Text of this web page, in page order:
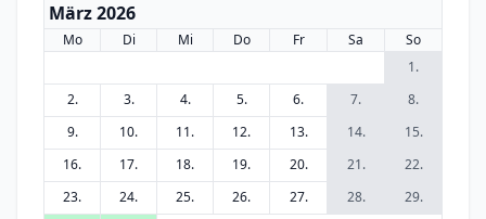
März 2026
Mo Di Mi Do Fr Sa
So
1.
2.
3. 4. 5. 6. 7.
8.
9.
10. 11. 12. 13. 14.
15.
16.
17. 18. 19. 20. 21.
22.
23.
24. 25. 26. 27. 28.
29.